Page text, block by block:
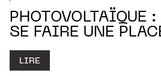
PHOTOVOLTAÏQUE :
SE FAIRE UNE
LIRE